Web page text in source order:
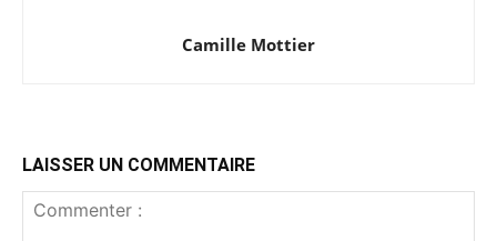
Camille Mottier
LAISSER UN COMMENTAIRE